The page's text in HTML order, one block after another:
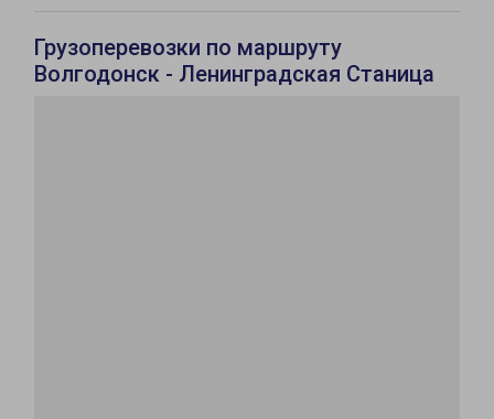
Грузоперевозки по маршруту
Волгодонск - Ленинградская Станица